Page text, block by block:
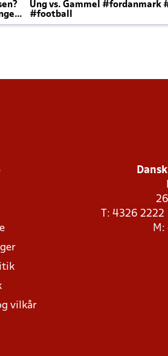
Ung vs. Gammel #fordanmark
#football
vilkår
T: 4326
M: